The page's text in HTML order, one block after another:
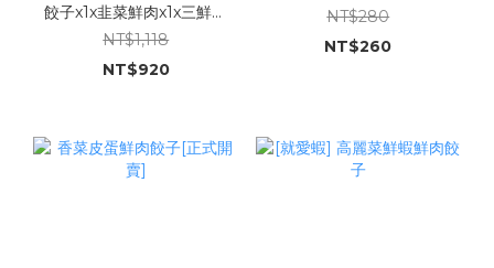
餃子x1x韭菜鮮肉x1x三鮮海
味鮮肉餃x1
NT$1,118
NT$920
NT$280
NT$260